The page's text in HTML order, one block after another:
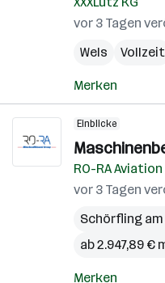
vor 3 Tagen
Wels
Vollzeit
Merken
Einblicke
RO-RA
vor 3 Tagen
Schörfling
ab 2.947,89 €
Merken